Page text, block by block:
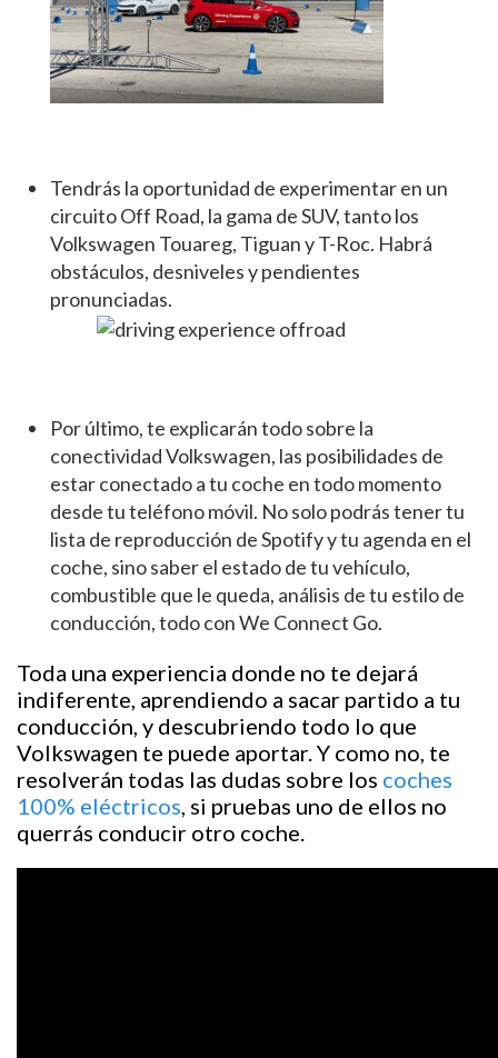
Tendrás la oportunidad de experimentar en un
circuito Off Road, la gama de SUV, tanto los
Volkswagen Touareg, Tiguan y T-Roc. Habrá
obstáculos, desniveles y pendientes
pronunciadas.
Por último, te explicarán todo sobre la
conectividad Volkswagen, las posibilidades de
estar conectado a tu coche en todo momento
desde tu teléfono móvil. No solo podrás tener tu
lista de reproducción de Spotify y tu agenda en el
coche, sino saber el estado de tu vehículo,
combustible que le queda, análisis de tu estilo de
conducción, todo con We Connect Go.
Toda una experiencia donde no te dejará
indiferente, aprendiendo a sacar partido a tu
conducción, y descubriendo todo lo que
Volkswagen te puede aportar. Y como no, te
resolverán todas las dudas sobre los coches
100% eléctricos, si pruebas uno de ellos no
querrás conducir otro coche.